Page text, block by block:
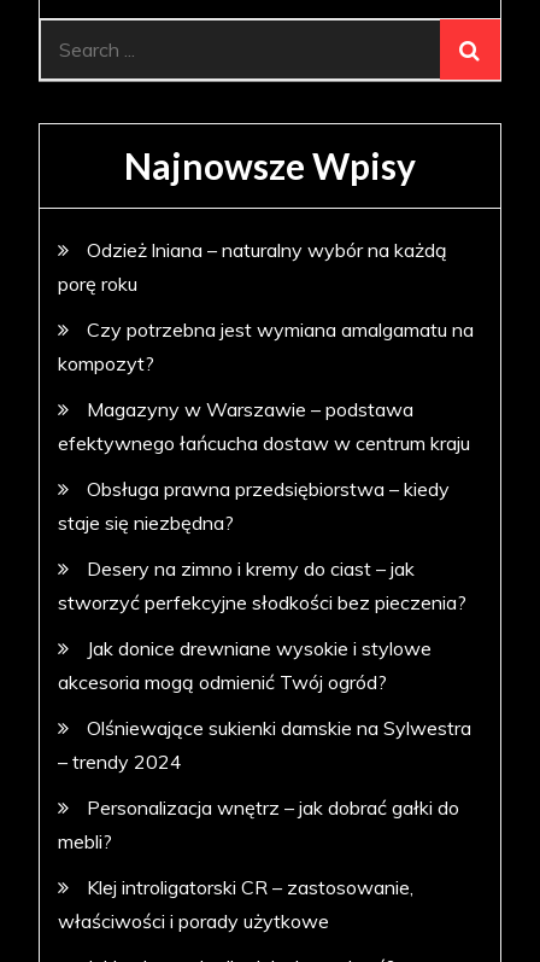
Najnowsze Wpisy
Odzież lniana – naturalny wybór na każdą
porę roku
Czy potrzebna jest wymiana amalgamatu na
kompozyt?
Magazyny w Warszawie – podstawa
efektywnego łańcucha dostaw w centrum kraju
Obsługa prawna przedsiębiorstwa – kiedy
staje się niezbędna?
Desery na zimno i kremy do ciast – jak
stworzyć perfekcyjne słodkości bez pieczenia?
Jak donice drewniane wysokie i stylowe
akcesoria mogą odmienić Twój ogród?
Olśniewające sukienki damskie na Sylwestra
– trendy 2024
Personalizacja wnętrz – jak dobrać gałki do
mebli?
Klej introligatorski CR – zastosowanie,
właściwości i porady użytkowe